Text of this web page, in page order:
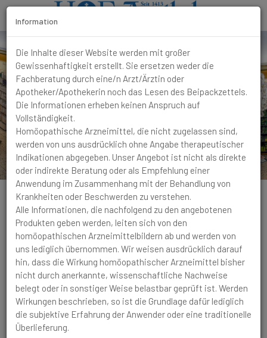
T
Schlaf Schlafstörungen
Wacht nachts zwischen 3
und 4 Uhr auf und liegt dann wach. Morgens erschöpfter als
abends beim ins Bett gehen.
Wacht nachts zwischen 3 und
4 Uhr auf und liegt dann
Information
Die Inhalte dieser Website werden mit großer
Gewissenhaftigkeit erstellt. Sie ersetzen weder die
Fachberatung durch eine/n Arzt/Ärztin oder
Apotheker/Apothekerin noch das Lesen des Beipackzettels.
Die Informationen erheben keinen Anspruch auf
Vollständigkeit.
Homöopathische Arzneimittel, die nicht zugelassen sind,
werden von uns ausdrücklich ohne Angabe therapeutischer
Indikationen abgegeben. Unser Angebot ist nicht als direkte
oder indirekte Beratung oder als Empfehlung einer
Anwendung im Zusammenhang mit der Behandlung von
Krankheiten oder Beschwerden zu verstehen.
Alle Informationen, die nachfolgend zu den angebotenen
Produkten geben werden, leiten sich von den
homöopathischen Arzneimittelbildern ab und werden von
uns lediglich übernommen. Wir weisen ausdrücklich darauf
hin, dass die Wirkung homöopathischer Arzneimittel bisher
nicht durch anerkannte, wissenschaftliche Nachweise
belegt oder in sonstiger Weise belastbar geprüft ist. Werden
Wirkungen beschrieben, so ist die Grundlage dafür lediglich
die subjektive Erfahrung der Anwender oder eine traditionelle
Überlieferung.